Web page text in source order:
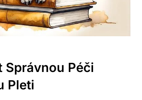
Správnou Péči
Pleti